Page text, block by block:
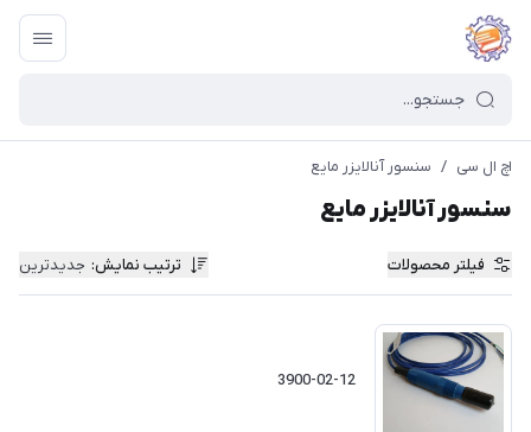
اچ ال سی / سنسور آنالایزر مایع
سنسور آنالایزر مایع
فیلتر محصولات ترتیب نمایش: جدیدترین
3900-02-12